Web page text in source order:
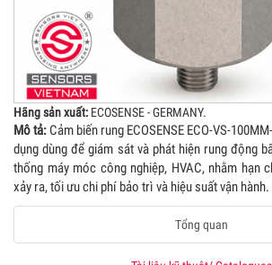
Hãng sản xuất: ECOSENSE - GERMANY.
Mô tả: Cảm biến rung ECOSENSE ECO-VS-
dụng dùng để giám sát và phát hiện rung động
thống máy móc công nghiệp, HVAC, nhằm hạn
xảy ra, tối ưu chi phí bảo trì và hiệu suất vận hành.
Tổng quan